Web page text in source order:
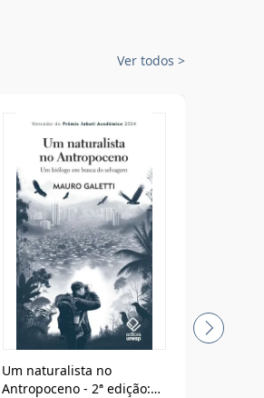
Ver todos >
Um naturalista no
Antropoceno - 2ª edição: